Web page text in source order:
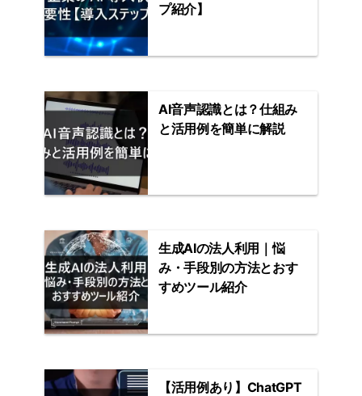
プ紹介】
AI音声認識とは？仕組み
と活用例を簡単に解説
生成AIの法人利用｜悩
み・手段別の方法とおす
すめツール紹介
【活用例あり】ChatGPT